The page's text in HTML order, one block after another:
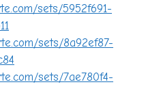
sets/5952f691-
sets/8a92ef87-
sets/7ae780f4-